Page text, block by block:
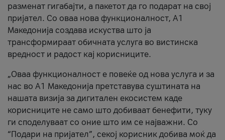
разменат гигабајти, а пакетот да го подарат на свој
пријател. Со оваа нова функционалност, А1
Македонија создава искуства што ја
трансформираат обичната услуга во вистинска
вредност и радост кај корисниците.
„Оваа функционалност е повеќе од нова услуга и за
нас во А1 Македонија претставува суштината на
нашата визија за дигитален екосистем каде
корисниците не само што добиваат бенефити, туку
ги споделуваат со оние што им се најважни. Со
“Подари на пријател”, секој корисник добива моќ да